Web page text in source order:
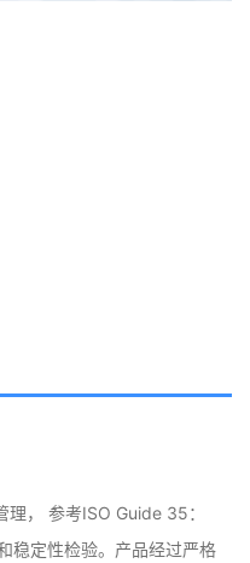
， 参考ISO Guide 35：
稳定性检验。产品经过严格